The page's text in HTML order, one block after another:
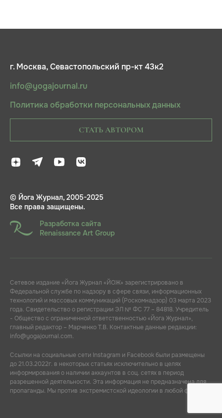
г. Москва, Севастопольский пр-кт 43к2
info@yogajournal.ru
Политика обработки персональных данных
СТАТЬ АВТОРОМ
© Йога Журнал, 2005-2025
Все права защищены.
Разработка сайта
Renaissance Art Group
Сетевое издание «Йога Журнал «ЙОЖ» зарегистрировано в
Федеральной службе по надзору в сфере связи, информационных
технологий и массовых коммуникаций (Роскомнадзор) 03 марта 2023
года. Свидетельство о регистрации ЭЛ № ФС 77 – 84818. Учредитель
- Общество с ограниченной ответственностью «Йога Журнал»,
главный редактор – Марченко Т.В. Контактные данные редакции:
info@yogajournal.com.
Ссылки на социальные сети Instagram и Facebook были размещены
до 21.03.2022г. в некоторых статьях исключительно в целях
информирования о наличии аккаунтов в соц. сетях в период
разрешенной деятельности. Эта информация не предназначена для
пропаганды. Мы против экстремистской идеологии в любой форме.